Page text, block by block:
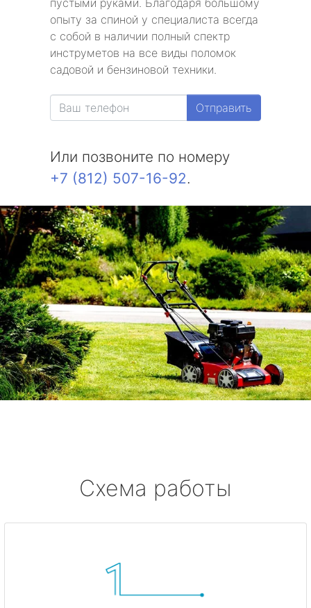
пустыми руками. Благодаря большому
опыту за спиной у специалиста всегда
с собой в наличии полный спектр
инструметов на все виды поломок
садовой и бензиновой техники.
Отправить
Или позвоните по номеру
+7 (812) 507-16-92.
Схема работы